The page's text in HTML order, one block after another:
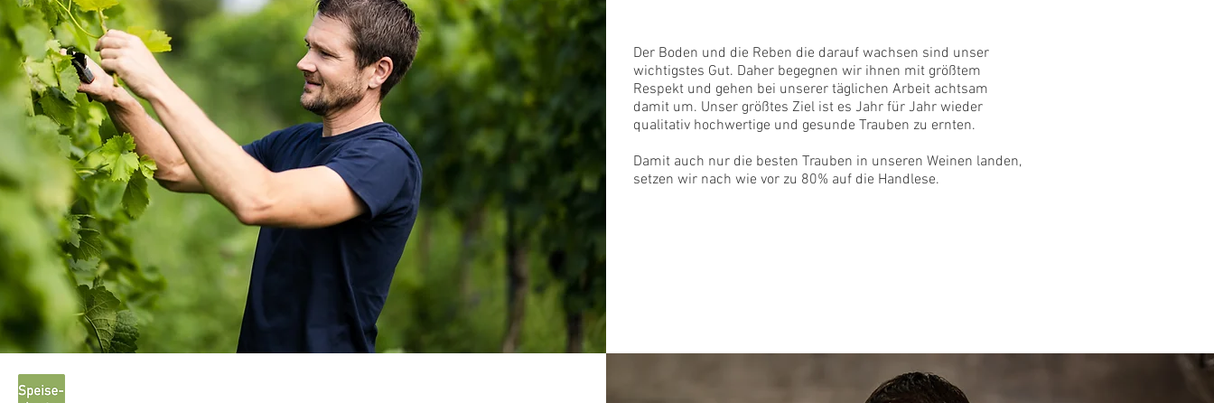
Der Boden und die Reben die darauf wachsen sind unser
wichtigstes Gut. Daher begegnen wir ihnen mit größtem
Respekt und gehen bei unserer täglichen Arbeit achtsam
damit um. Unser größtes Ziel ist es Jahr für Jahr wieder
qualitativ hochwertige und gesunde Trauben zu ernten.
Damit auch nur die besten Trauben in unseren Weinen landen,
setzen wir nach wie vor zu 80% auf die Handlese.